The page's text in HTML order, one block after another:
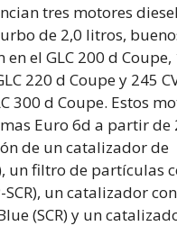
tres motores
de 2,0 litros,
en el GLC 200 d Coupe,
220 d Coupe y 245
300 d Coupe. Estos
Euro 6d a partir de
de un catalizador de
un filtro de partículas
un catalizador con
(SCR) y un